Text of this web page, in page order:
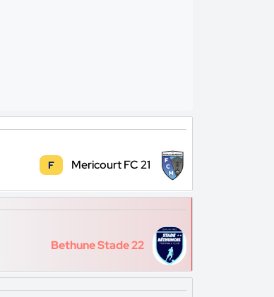
F Mericourt FC 21
Bethune Stade 22